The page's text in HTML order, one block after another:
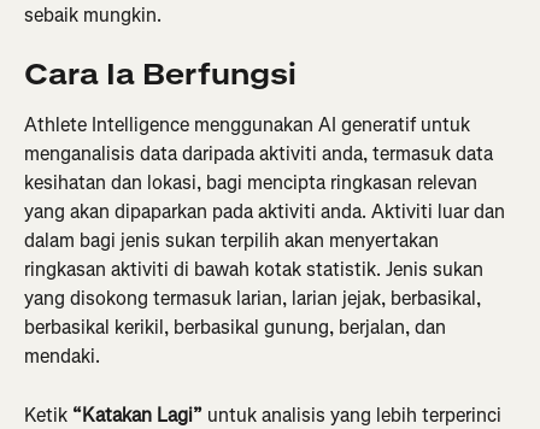
sebaik mungkin.
Cara Ia Berfungsi
Athlete Intelligence menggunakan AI generatif untuk
menganalisis data daripada aktiviti anda, termasuk data
kesihatan dan lokasi, bagi mencipta ringkasan relevan
yang akan dipaparkan pada aktiviti anda. Aktiviti luar dan
dalam bagi jenis sukan terpilih akan menyertakan
ringkasan aktiviti di bawah kotak statistik. Jenis sukan
yang disokong termasuk larian, larian jejak, berbasikal,
berbasikal kerikil, berbasikal gunung, berjalan, dan
mendaki.
Ketik “Katakan Lagi” untuk analisis yang lebih terperinci